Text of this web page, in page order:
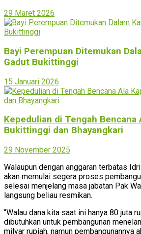
29 Maret 2026
Bayi Perempuan Ditemukan
Gadut Bukittinggi
15 Januari 2026
Kepedulian di Tengah Bencana
Bukittinggi dan Bhayangkari
29 November 2025
Walaupun dengan anggaran terbatas
akan memulai segera proses
selesai menjelang masa jabatan Pak
langsung beliau resmikan.
“Walau dana kita saat ini hanya 80 juta
dibutuhkan untuk pembangunan
milyar rupiah, namun pembangunannya